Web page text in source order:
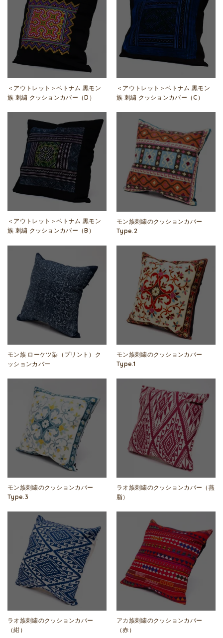
＜アウトレット＞ベトナム 黒モン
族 刺繍 クッションカバー（D）
＜アウトレット＞ベトナム 黒モン
族 刺繍 クッションカバー（C）
＜アウトレット＞ベトナム 黒モン
族 刺繍 クッションカバー（B）
モン族刺繍のクッションカバー
Type.2
モン族 ローケツ染（プリント）ク
ッションカバー
モン族刺繍のクッションカバー
Type.1
モン族刺繍のクッションカバー
Type.3
ラオ族刺繍のクッションカバー（燕
脂）
ラオ族刺繍のクッションカバー
（紺）
アカ族刺繍のクッションカバー
（赤）